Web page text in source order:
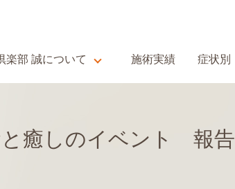
楽部 誠について 施術実績 症状別
癒しのイベント 報告